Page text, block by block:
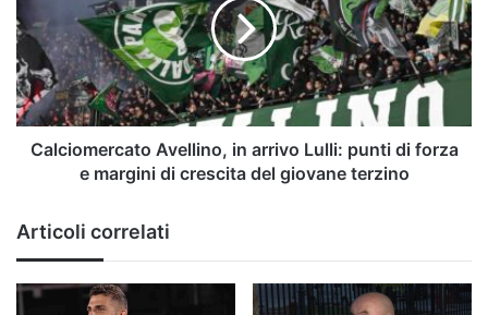
Lulli:
punti
di
forza
e
margini
giovane
terzino
Calciomercato Avellino, in arrivo Lulli: punti di forza
e margini di crescita del giovane terzino
Articoli correlati